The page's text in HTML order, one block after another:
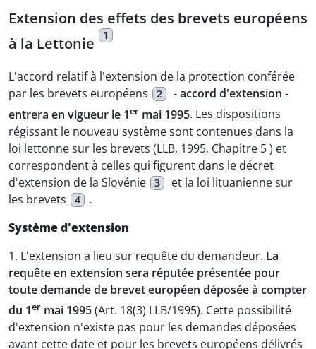
Extension des effets des brevets européens
à la Lettonie
1
L'accord relatif à l'extension de la protection conférée
par les brevets européens
2 -accord d'extension -
entrera en vigueur le 1er mai 1995. Les dispositions
régissant le nouveau système sont contenues dans la
loi lettonne sur les brevets (LLB, 1995, Chapitre 5 ) et
correspondent à celles qui figurent dans le décret
d'extension de la Slovénie
3
et la loi lituanienne sur
les brevets
4
.
Système d'extension
1. L'extension a lieu sur requête du demandeur. La
requête en extension sera réputée présentée pour
toute demande de brevet européen déposée à compter
du 1er mai 1995(Art. 18(3) LLB/1995). Cette possibilité
d'extension n'existe pas pour les demandes déposées
avant cette date et pour les brevets européens délivrés